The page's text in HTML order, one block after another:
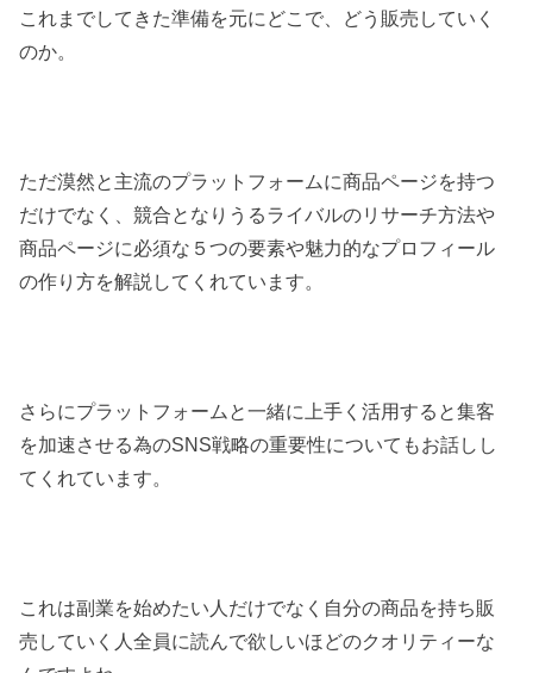
これまでしてきた準備を元にどこで、どう販売していく
のか。
ただ漠然と主流のプラットフォームに商品ページを持つ
だけでなく、競合となりうるライバルのリサーチ方法や
商品ページに必須な５つの要素や魅力的なプロフィール
の作り方を解説してくれています。
さらにプラットフォームと一緒に上手く活用すると集客
を加速させる為のSNS戦略の重要性についてもお話しし
てくれています。
これは副業を始めたい人だけでなく自分の商品を持ち販
売していく人全員に読んで欲しいほどのクオリティーな